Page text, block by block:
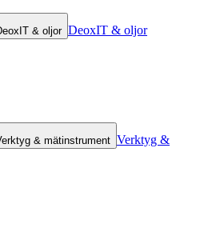
& oljor DeoxIT & oljor
& mätinstrument Verktyg &